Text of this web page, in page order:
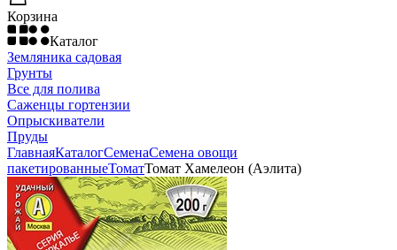
Корзина
Каталог
Земляника садовая
Грунты
Все для полива
Саженцы гортензии
Опрыскиватели
Пруды
ГлавнаяКаталогСеменаСемена овощи
пакетированныеТоматТомат Хамелеон (Аэлита)